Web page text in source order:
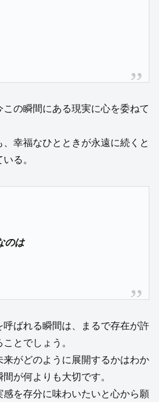
の瞬間にある現実に心を委ねて
幸福なひとときが永遠に続くと
る。
のは
ばれる瞬間は、まるで存在が許
とでしょう。
がどのように展開するかはわか
が何よりも大切です。
を存分に味わいたいと心から願